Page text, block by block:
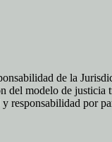
de la
modelo de
responsabilidad por